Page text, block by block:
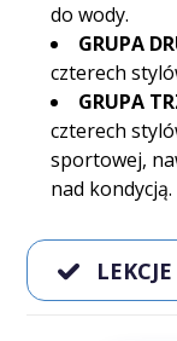
do wody.
GRUPA
czterech
GRUPA
czterech
sportowej,
nad kondycją.